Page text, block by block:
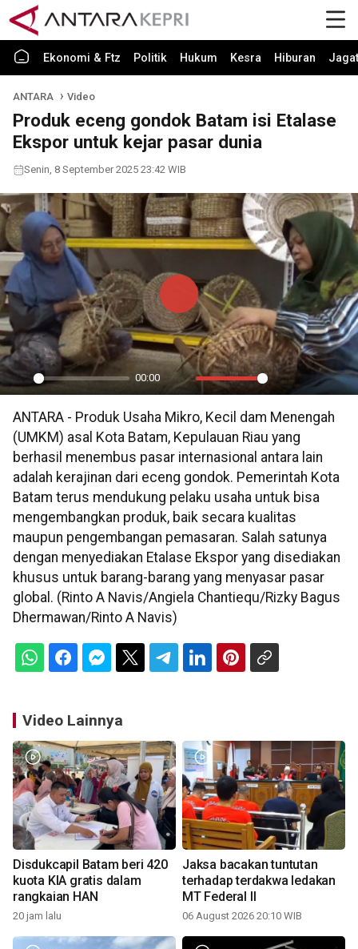
Ekonomi & Ftz Politik Hukum Kesra Hiburan Jagat
ANTARA Video
Produk eceng gondok Batam isi Etalase
Ekspor untuk kejar pasar dunia
Senin, 8 September 2025 23:42 WIB
Play
00:00
Mute Settings
PIP
Play
ANTARA - Produk Usaha Mikro, Kecil dam Menengah
(UMKM) asal Kota Batam, Kepulauan Riau yang
berhasil menembus pasar internasional antara lain
adalah kerajinan dari eceng gondok. Pemerintah Kota
Batam terus mendukung pelaku usaha untuk bisa
mengembangkan produk, baik secara kualitas
maupun pengembangan pemasaran. Salah satunya
dengan menyediakan Etalase Ekspor yang disediakan
khusus untuk barang-barang yang menyasar pasar
global. (Rinto A Navis/Angiela Chantiequ/Rizky Bagus
Dhermawan/Rinto A Navis)
Video Lainnya
Disdukcapil Batam beri 420
kuota KIA gratis dalam
rangkaian HAN
20 jam lalu
Jaksa bacakan tuntutan
terhadap terdakwa ledakan
MT Federal II
06 August 2026 20:10 WIB